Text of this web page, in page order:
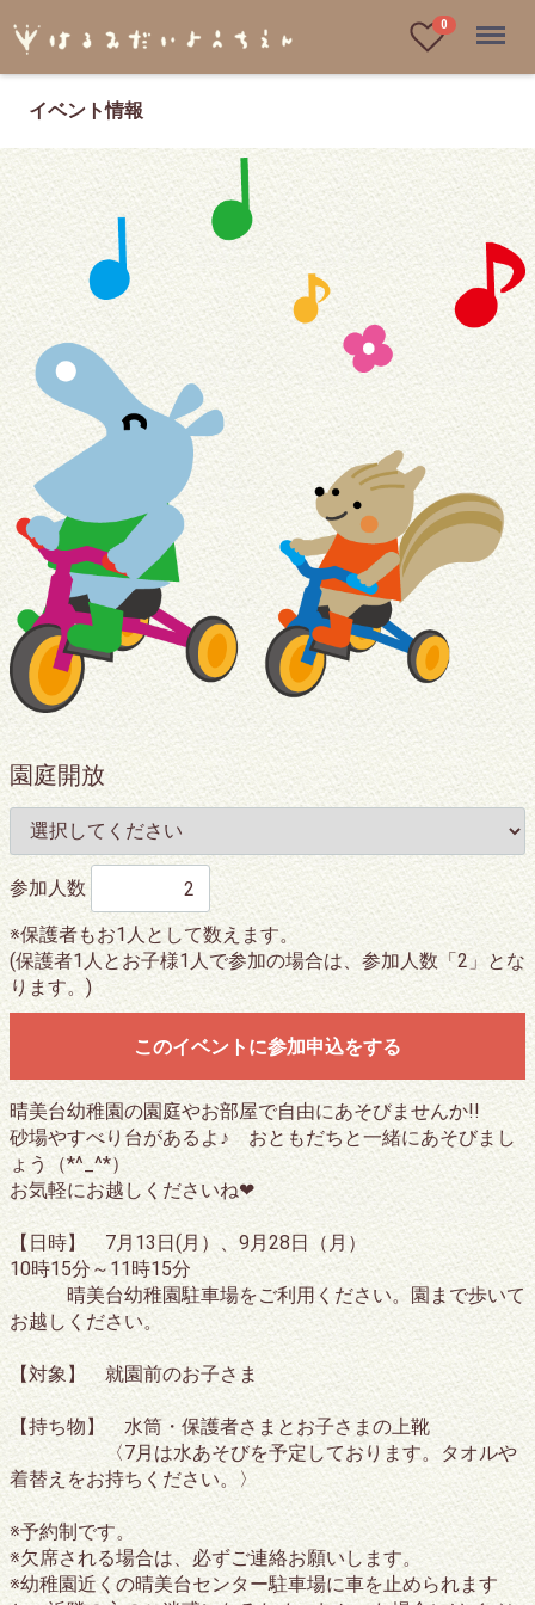
0 Menu
イベント情報
園庭開放
参加人数
※保護者もお1人として数えます。
(保護者1人とお子様1人で参加の場合は、参加人数「2」とな
ります。)
このイベントに参加申込をする
晴美台幼稚園の園庭やお部屋で自由にあそびませんか!!
砂場やすべり台があるよ♪ おともだちと一緒にあそびまし
ょう（*^_^*）
お気軽にお越しくださいね❤
【日時】 7月13日(月）、9月28日（月）
10時15分～11時15分
晴美台幼稚園駐車場をご利用ください。園まで歩いて
お越しください。
【対象】 就園前のお子さま
【持ち物】 水筒・保護者さまとお子さまの上靴
〈7月は水あそびを予定しております。タオルや
着替えをお持ちください。〉
※予約制です。
※欠席される場合は、必ずご連絡お願いします。
※幼稚園近くの晴美台センター駐車場に車を止められます